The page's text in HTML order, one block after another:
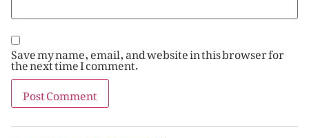
Save my name, email, and website in this browser for
the next time I comment.